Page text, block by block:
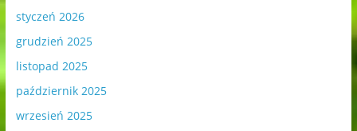
styczeń 2026
grudzień 2025
listopad 2025
październik 2025
wrzesień 2025